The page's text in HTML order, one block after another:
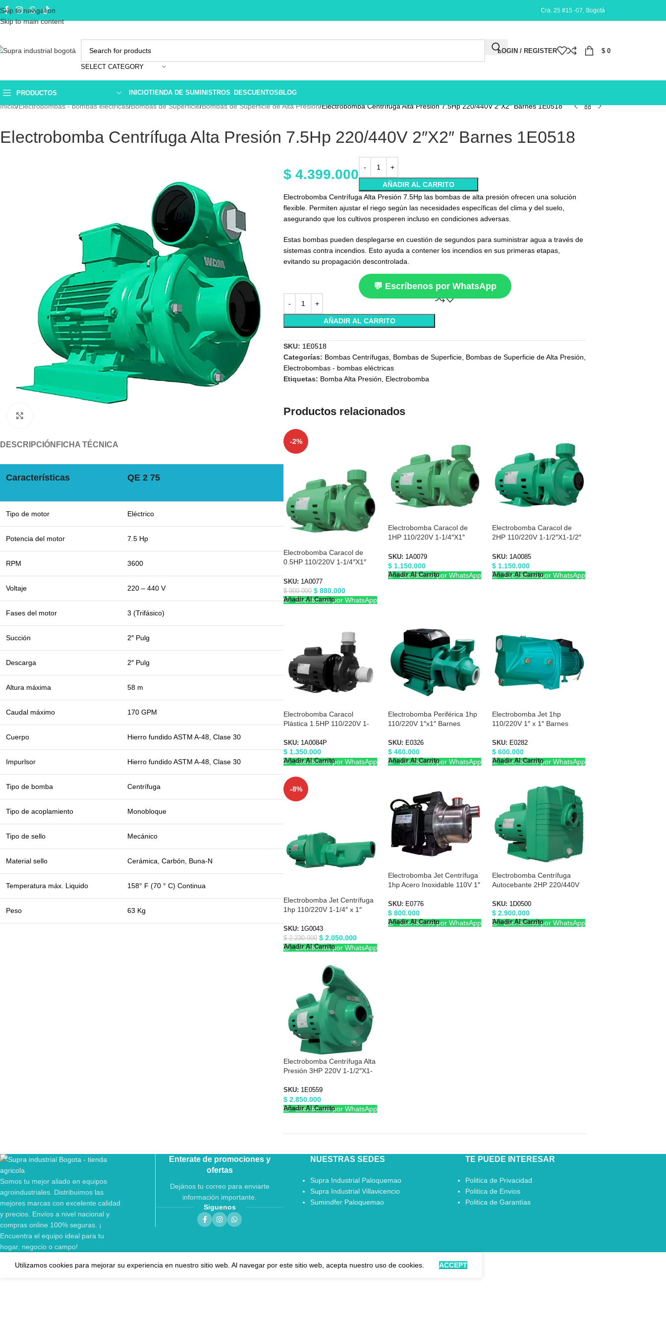
Skip to navigation
Skip to main content
Cra. 25 #15 -07, Bogotá
SELECT CATEGORY
LOGIN / REGISTER $ 0
PRODUCTOS INICIOTIENDA DE SUMINISTROS DESCUENTOS BLOG
Inicio Electrobombas - bombas eléctricas Bombas de Superficie Bombas de Superficie de Alta Presión Electrobomba Centrífuga Alta Presión 7.5Hp 220/440V 2″X2″ Barnes 1E0518
Electrobomba Centrífuga Alta Presión 7.5Hp 220/440V 2″X2″ Barnes 1E0518
DESCRIPCIÓN FICHA TÉCNICA
Características QE 2 75
Tipo de motor Eléctrico
Potencia del motor 7.5 Hp
RPM 3600
Voltaje 220 – 440 V
Fases del motor 3 (Trifásico)
Succión 2″ Pulg
Descarga 2″ Pulg
Altura máxima 58 m
Caudal máximo 170 GPM
Cuerpo Hierro fundido ASTM A-48, Clase 30
Impurlsor Hierro fundido ASTM A-48, Clase 30
Tipo de bomba Centrífuga
Tipo de acoplamiento Monobloque
Tipo de sello Mecánico
Material sello Cerámica, Carbón, Buna-N
Temperatura máx. Liquido 158° F (70 ° C) Continua
Peso 63 Kg
$ 4.399.000
AÑADIR AL CARRITO
Electrobomba Centrífuga Alta Presión 7.5Hp las bombas de alta presión ofrecen una solución
flexible. Permiten ajustar el riego según las necesidades específicas del clima y del suelo,
asegurando que los cultivos prosperen incluso en condiciones adversas.
Estas bombas pueden desplegarse en cuestión de segundos para suministrar agua a través de
sistemas contra incendios. Esto ayuda a contener los incendios en sus primeras etapas,
evitando su propagación descontrolada.
💬 Escríbenos por WhatsApp
AÑADIR AL CARRITO
SKU: 1E0518
Categorías: Bombas Centrífugas Bombas de Superficie Bombas de Superficie de Alta Presión
Electrobombas - bombas eléctricas
Etiquetas: Bomba Alta Presión Electrobomba
Productos relacionados
-2%
Electrobomba Caracol de
0.5HP 110/220V 1-1/4″X1″
SKU: 1A0077
$900.000 $ 880.000
Añadir Al Carrito
Escríbenos por WhatsApp
Electrobomba Caracol de
1HP 110/220V 1-1/4″X1″
SKU: 1A0079
$1.150.000
Añadir Al Carrito
Escríbenos por WhatsApp
Electrobomba Caracol de
2HP 110/220V 1-1/2″X1-1/2″
SKU: 1A0085
$1.150.000
Añadir Al Carrito
Escríbenos por WhatsApp
Electrobomba Caracol
Plástica 1.5HP 110/220V 1-
SKU: 1A0084P
$ 1.350.000
Añadir Al Carrito
Escríbenos por WhatsApp
Electrobomba Periférica 1hp
110/220V 1″x1″ Barnes
SKU: E0326
$460.000
Añadir Al Carrito
Escríbenos por WhatsApp
Electrobomba Jet 1hp
110/220V 1″ x 1″ Barnes
SKU: E0282
$600.000
Añadir Al Carrito
Escríbenos por WhatsApp
-8%
Electrobomba Jet Centrífuga
1hp 110/220V 1-1/4″ x 1″
SKU: 1G0043
$2.230.000 $ 2.050.000
Añadir Al Carrito
Escríbenos por WhatsApp
Electrobomba Jet Centrífuga
1hp Acero Inoxidable 110V 1″
SKU: E0776
$800.000
Añadir Al Carrito
Escríbenos por WhatsApp
Electrobomba Centrífuga
Autocebante 2HP 220/440V
SKU: 1D0500
$2.900.000
Añadir Al Carrito
Escríbenos por WhatsApp
Electrobomba Centrífuga Alta
Presión 3HP 220V 1-1/2″X1-
SKU: 1E0559
$ 2.850.000
Añadir Al Carrito
Escríbenos por WhatsApp
Somos tu mejor aliado en equipos
agroindustriales. Distribuimos las
mejores marcas con excelente calidad
y precios. Envíos a nivel nacional y
compras online 100% seguras. ¡
Encuentra el equipo ideal para tu
hogar, negocio o campo!
Enterate de promociones y
ofertas
Dejános tu correo para enviarte
información importante.
Siguenos
NUESTRAS SEDES
Supra Industrial Paloquemao
Supra Industrial Villavicencio
Sumindfer Paloquemao
TE PUEDE INTERESAR
Politica de Privacidad
Politica de Envios
Politica de Garantías
Utilizamos cookies para mejorar su experiencia en nuestro sitio web. Al navegar por este sitio web, acepta nuestro uso de cookies. ACCEPT